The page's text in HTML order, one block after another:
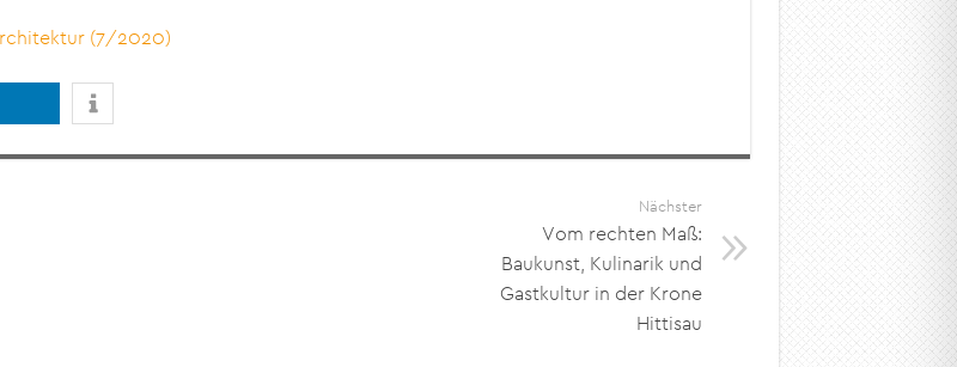
(7/2020)
Nächster
Vom rechten Maß:
Baukunst, Kulinarik und
Gastkultur in der Krone
Hittisau